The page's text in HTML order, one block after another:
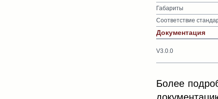
Габариты
Соответствие
Документация
V3.0.0
Более